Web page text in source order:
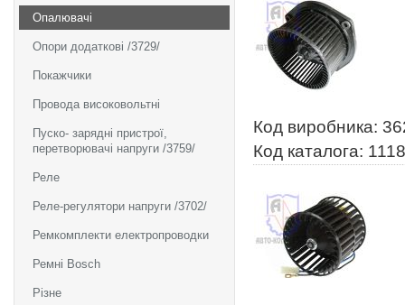
Опалювачі
Опори додаткові /3729/
Покажчики
Провода високовольтні
Пуско- зарядні пристрої,
перетворювачі напруги /3759/
Реле
Реле-регулятори напруги /3702/
Ремкомплекти електропроводки
Ремні Bosch
Різне
Код виробника:
Код каталога: